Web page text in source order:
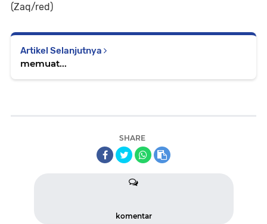
(Zaq/red)
Artikel Selanjutnya
memuat...
SHARE
komentar